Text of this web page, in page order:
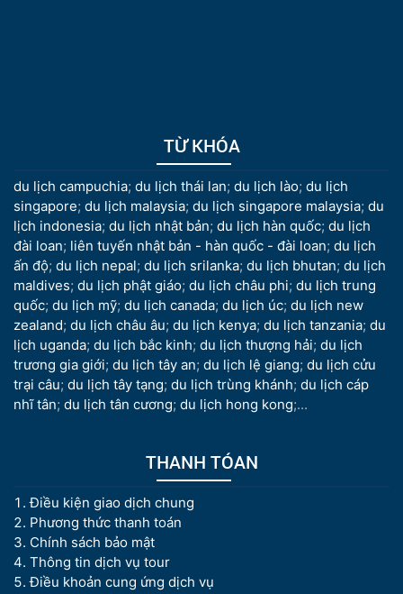
TỪ KHÓA
du lịch campuchia; du lịch thái lan; du lịch lào; du lịch
singapore; du lịch malaysia; du lịch singapore malaysia; du
lịch indonesia; du lịch nhật bản; du lịch hàn quốc; du lịch
đài loan; liên tuyến nhật bản - hàn quốc - đài loan; du lịch
ấn độ; du lịch nepal; du lịch srilanka; du lịch bhutan; du lịch
maldives; du lịch phật giáo; du lịch châu phi; du lịch trung
quốc; du lịch mỹ; du lịch canada; du lịch úc; du lịch new
zealand; du lịch châu âu; du lịch kenya; du lịch tanzania; du
lịch uganda; du lịch bắc kinh; du lịch thượng hải; du lịch
trương gia giới; du lịch tây an; du lịch lệ giang; du lịch cửu
trại câu; du lịch tây tạng; du lịch trùng khánh; du lịch cáp
nhĩ tân; du lịch tân cương; du lịch hong kong;...
THANH TÓAN
Điều kiện giao dịch chung
Phương thức thanh toán
Chính sách bảo mật
Thông tin dịch vụ tour
Điều khoản cung ứng dịch vụ